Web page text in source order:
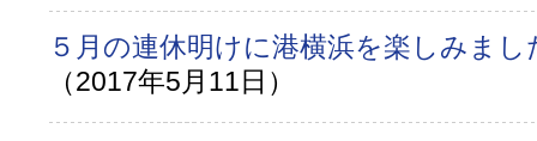
５月の連休明けに港横浜を楽しみま
（2017年5月11日）